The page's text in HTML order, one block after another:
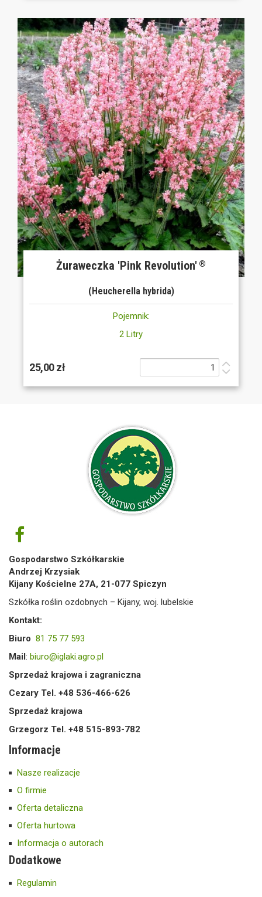
Żuraweczka 'Pink Revolution' ®
(Heucherella hybrida)
Pojemnik:
2 Litry
25,00 zł
Gospodarstwo Szkółkarskie
Andrzej Krzysiak
Kijany Kościelne 27A, 21-077 Spiczyn
Szkółka roślin ozdobnych – Kijany, woj. lubelskie
Kontakt:
Biuro 81 75 77 593
Mail: biuro@iglaki.agro.pl
Sprzedaż krajowa i zagraniczna
Cezary Tel. +48 536-466-626
Sprzedaż krajowa
Grzegorz Tel. +48 515-893-782
Informacje
Nasze realizacje
O firmie
Oferta detaliczna
Oferta hurtowa
Informacja o autorach
Dodatkowe
Regulamin